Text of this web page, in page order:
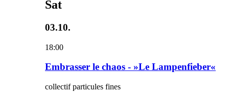
Sat
03.10.
18:00
Embrasser le chaos - »Le Lampenfieber«
collectif particules fines